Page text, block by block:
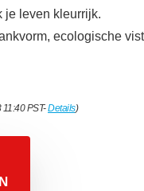
je leven kleurrijk.
ecologische
PST-Details)